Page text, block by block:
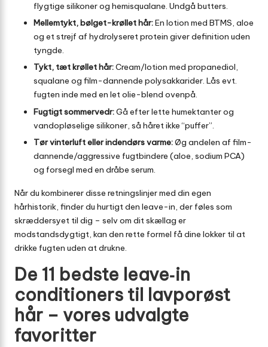
flygtige silikoner og hemisqualane. Undgå butters.
Mellemtykt, bølget-krøllet hår:En lotion med BTMS, aloe
og et strejf af hydrolyseret protein giver definition uden
tyngde.
Tykt, tæt krøllet hår:Cream/lotion med propanediol,
squalane og film-dannende polysakkarider. Lås evt.
fugten inde med en let olie-blend ovenpå.
Fugtigt sommervedr:Gå efter lette humektanter og
vandopløselige silikoner, så håret ikke “puffer”.
Tør vinterluft eller indendørs varme:Øg andelen af film-
dannende/aggressive fugtbindere (aloe, sodium PCA)
og forsegl med en dråbe serum.
Når du kombinerer disse retningslinjer med din egen
hårhistorik, finder du hurtigt den leave-in, der føles som
skræddersyet til dig – selv om dit skællag er
modstandsdygtigt, kan den rette formel få dine lokker til at
drikke fugten uden at drukne.
De 11 bedste leave‑in
conditioners til lavporøst
hår – vores udvalgte
favoritter